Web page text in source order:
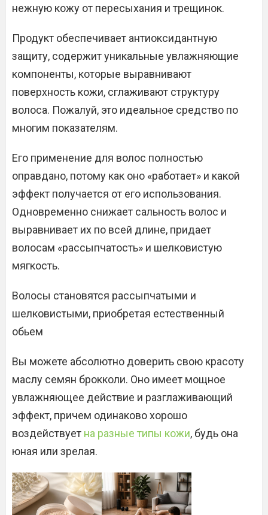
нежную кожу от пересыхания и трещинок.
Продукт обеспечивает антиоксидантную
защиту, содержит уникальные увлажняющие
компоненты, которые выравнивают
поверхность кожи, сглаживают структуру
волоса. Пожалуй, это идеальное средство по
многим показателям.
Его применение для волос полностью
оправдано, потому как оно «работает» и какой
эффект получается от его использования.
Одновременно снижает сальность волос и
выравнивает их по всей длине, придает
волосам «рассыпчатость» и шелковистую
мягкость.
Волосы становятся рассыпчатыми и
шелковистыми, приобретая естественный
обьем
Вы можете абсолютно доверить свою красоту
маслу семян брокколи. Оно имеет мощное
увлажняющее действие и разглаживающий
эффект, причем одинаково хорошо
воздействует на разные типы кожи, будь она
юная или зрелая.